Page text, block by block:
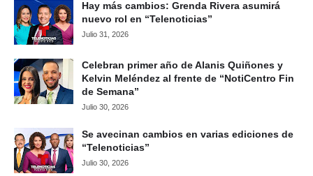
Hay más cambios: Grenda Rivera asumirá
nuevo rol en “Telenoticias”
Julio 31, 2026
Celebran primer año de Alanis Quiñones y
Kelvin Meléndez al frente de “NotiCentro Fin
de Semana”
Julio 30, 2026
Se avecinan cambios en varias ediciones de
“Telenoticias”
Julio 30, 2026